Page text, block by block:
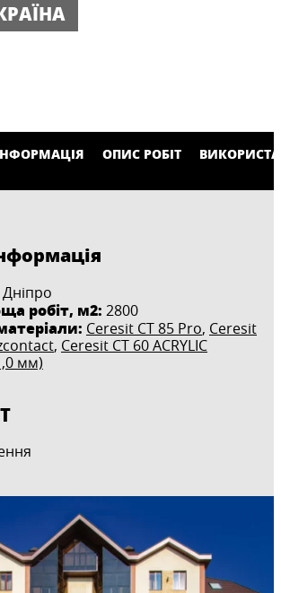
ОПИС РОБІТ
Дніпро
робіт, м2: 2800
Ceresit CT 85 Pro, Ceresit
, Ceresit CT 60 ACRYLIC
мм)